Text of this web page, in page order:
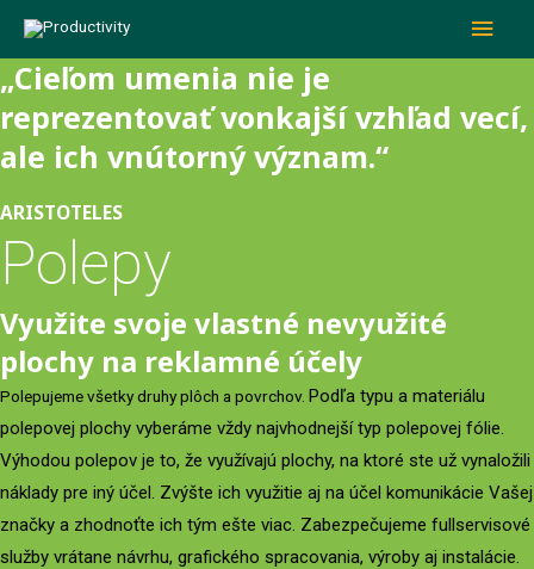
„Cieľom umenia nie je
reprezentovať vonkajší vzhľad vecí,
ale ich vnútorný význam.“
ARISTOTELES
Polepy
Využite svoje vlastné nevyužité
plochy na reklamné účely
Polepujeme všetky druhy plôch a povrchov. Podľa typu a materiálu
polepovej plochy vyberáme vždy najvhodnejší typ polepovej fólie.
Výhodou polepov je to, že využívajú plochy, na ktoré ste už vynaložili
náklady pre iný účel. Zvýšte ich využitie aj na účel komunikácie Vašej
značky a zhodnoťte ich tým ešte viac. Zabezpečujeme fullservisové
služby vrátane návrhu, grafického spracovania, výroby aj instalácie.